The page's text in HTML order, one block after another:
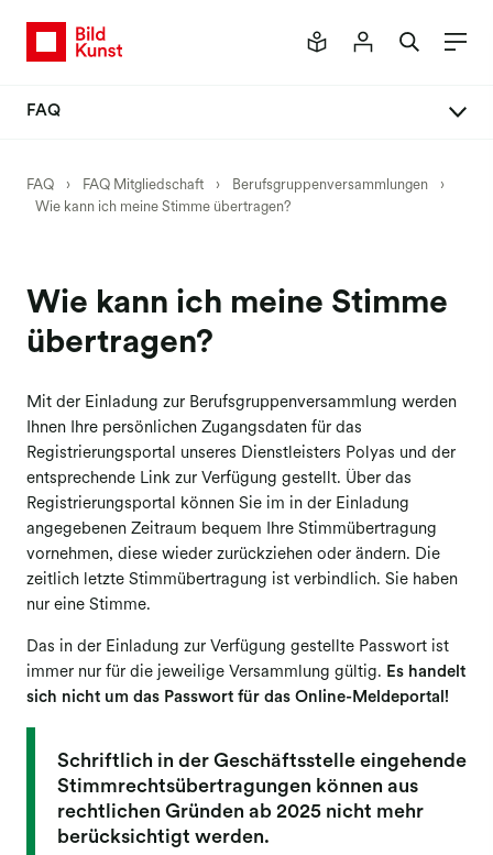
FAQ
Mitglied werden
Daten ändern
Passwort anfordern
Vertrag kündigen
Rechtsnachfolge
Verlage & Bildagenturen
Berufsgruppenversammlungen
Mitgliederversammlung
Elektronische Abstimmung
Ausschüttungen
Folgerecht Kunst & Fotografie
Opt-out-Datenbank
FAQ › FAQ Mitgliedschaft › Berufsgruppenversammlungen
›
Wie kann ich meine Stimme übertragen?
Wie kann ich meine Stimme
übertragen?
Mit der Einladung zur Berufsgruppenversammlung werden
Ihnen Ihre persönlichen Zugangsdaten für das
Registrierungsportal unseres Dienstleisters Polyas und der
entsprechende Link zur Verfügung gestellt. Über das
Registrierungsportal können Sie im in der Einladung
angegebenen Zeitraum bequem Ihre Stimmübertragung
vornehmen, diese wieder zurückziehen oder ändern. Die
zeitlich letzte Stimmübertragung ist verbindlich. Sie haben
nur eine Stimme.
Das in der Einladung zur Verfügung gestellte Passwort ist
immer nur für die jeweilige Versammlung gültig. Es handelt
sich nicht um das Passwort für das Online-Meldeportal!
Schriftlich in der Geschäftsstelle eingehende
Stimmrechtsübertragungen können aus
rechtlichen Gründen ab 2025 nicht mehr
berücksichtigt werden.